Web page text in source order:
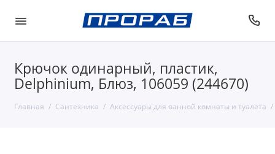
Крючок одинарный, пластик,
Delphinium, Блюз, 106059 (244670)
Главная Сантехника Аксессуары для ванной комнаты и туалета